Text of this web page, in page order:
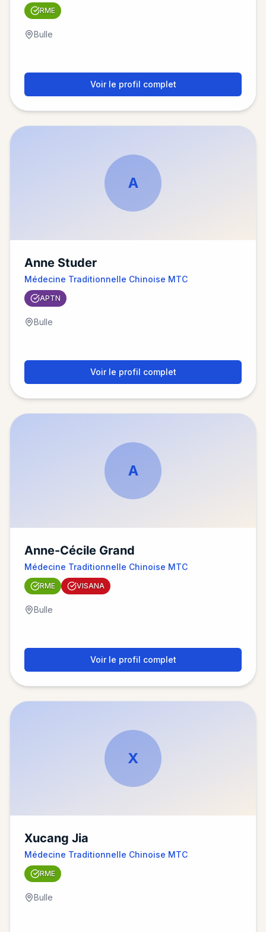
RME
Bulle
Voir le profil complet
A
Anne Studer
Médecine Traditionnelle Chinoise MTC
APTN
Bulle
Voir le profil complet
A
Anne-Cécile Grand
Médecine Traditionnelle Chinoise MTC
RME VISANA
Bulle
Voir le profil complet
X
Xucang Jia
Médecine Traditionnelle Chinoise MTC
RME
Bulle